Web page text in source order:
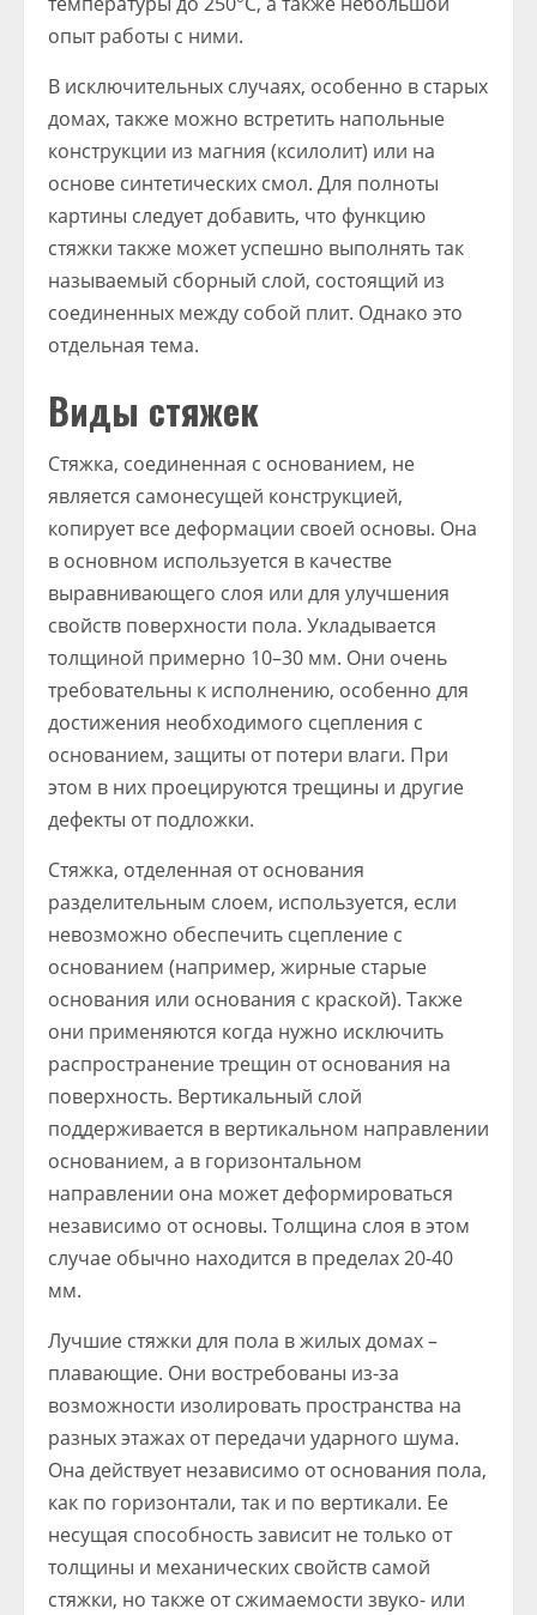
опыт работы с ними.
В исключительных случаях, особенно в старых
домах, также можно встретить напольные
конструкции из магния (ксилолит) или на
основе синтетических смол. Для полноты
картины следует добавить, что функцию
стяжки также может успешно выполнять так
называемый сборный слой, состоящий из
соединенных между собой плит. Однако это
отдельная тема.
Виды стяжек
Стяжка, соединенная с основанием, не
является самонесущей конструкцией,
копирует все деформации своей основы. Она
в основном используется в качестве
выравнивающего слоя или для улучшения
свойств поверхности пола. Укладывается
толщиной примерно 10–30 мм. Они очень
требовательны к исполнению, особенно для
достижения необходимого сцепления с
основанием, защиты от потери влаги. При
этом в них проецируются трещины и другие
дефекты от подложки.
Стяжка, отделенная от основания
разделительным слоем, используется, если
невозможно обеспечить сцепление с
основанием (например, жирные старые
основания или основания с краской). Также
они применяются когда нужно исключить
распространение трещин от основания на
поверхность. Вертикальный слой
поддерживается в вертикальном направлении
основанием, а в горизонтальном
направлении она может деформироваться
независимо от основы. Толщина слоя в этом
случае обычно находится в пределах 20-40
мм.
Лучшие стяжки для пола в жилых домах –
плавающие. Они востребованы из-за
возможности изолировать пространства на
разных этажах от передачи ударного шума.
Она действует независимо от основания пола,
как по горизонтали, так и по вертикали. Ее
несущая способность зависит не только от
толщины и механических свойств самой
стяжки, но также от сжимаемости звуко- или